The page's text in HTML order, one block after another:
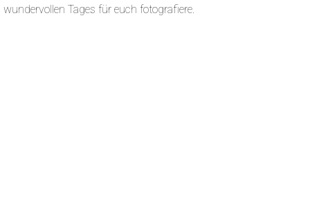
wundervollen Tages für euch fotografiere.